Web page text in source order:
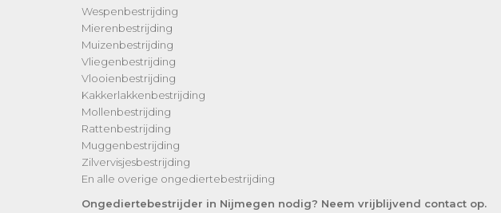
Wespenbestrijding
Mierenbestrijding
Muizenbestrijding
Vliegenbestrijding
Vlooienbestrijding
Kakkerlakkenbestrijding
Mollenbestrijding
Rattenbestrijding
Muggenbestrijding
Zilvervisjesbestrijding
En alle overige ongediertebestrijding
Ongediertebestrijder in Nijmegen nodig? Neem vrijblijvend contact op.